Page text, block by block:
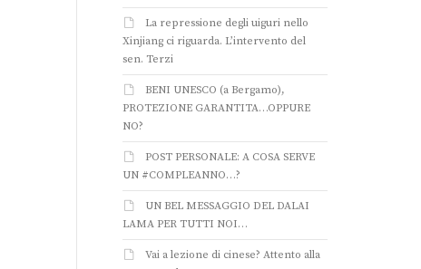
La repressione degli uiguri nello
Xinjiang ci riguarda. L’intervento del
sen. Terzi
BENI UNESCO (a Bergamo),
PROTEZIONE GARANTITA…OPPURE
NO?
POST PERSONALE: A COSA SERVE
UN #COMPLEANNO…?
UN BEL MESSAGGIO DEL DALAI
LAMA PER TUTTI NOI…
Vai a lezione di cinese? Attento alla